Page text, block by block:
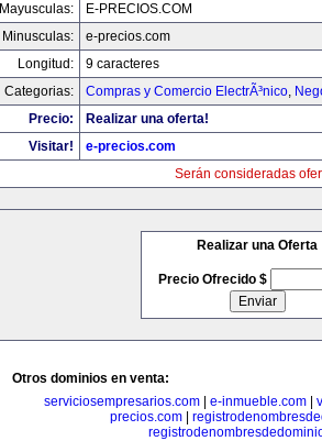
Mayusculas:
E-PRECIOS.COM
Minusculas:
e-precios.com
Longitud:
9 caracteres
Categorias:
Compras y Comercio ElectrÃ³nico,
Precio:
Realizar una oferta!
Visitar!
e-precios.com
Serán consideradas
Realizar una Oferta
Precio Ofrecido $
Otros dominios en venta:
serviciosempresarios.com| e-inmueble.com|
precios.com